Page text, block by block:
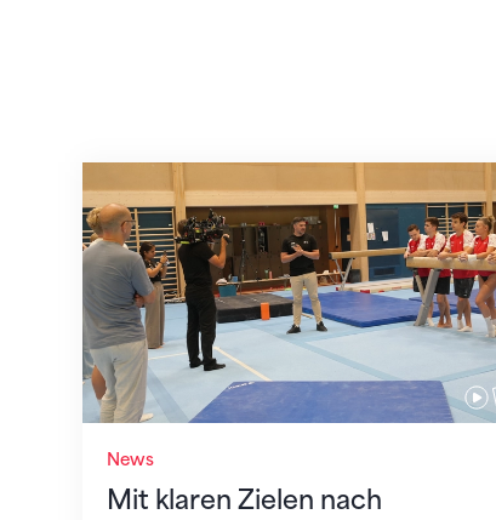
News
Mit klaren Zielen nach
Mit klaren Zielen nach Zagreb